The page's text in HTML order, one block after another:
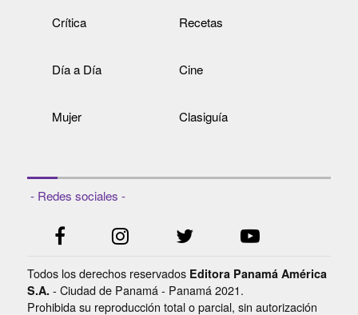
Crítica Recetas
Día a Día Cine
Mujer Clasiguía
- Redes sociales -
Todos los derechos reservados Editora Panamá América
S.A. - Ciudad de Panamá - Panamá 2021.
Prohibida su reproducción total o parcial, sin autorización